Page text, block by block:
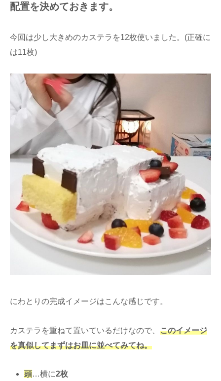
配置を決めておきます。
今回は少し大きめのカステラを12枚使いました。(正確に
は11枚)
にわとりの完成イメージはこんな感じです。
カステラを重ねて置いているだけなので、 このイメージ
を真似してまずはお皿に並べてみてね。
頭…横に2枚